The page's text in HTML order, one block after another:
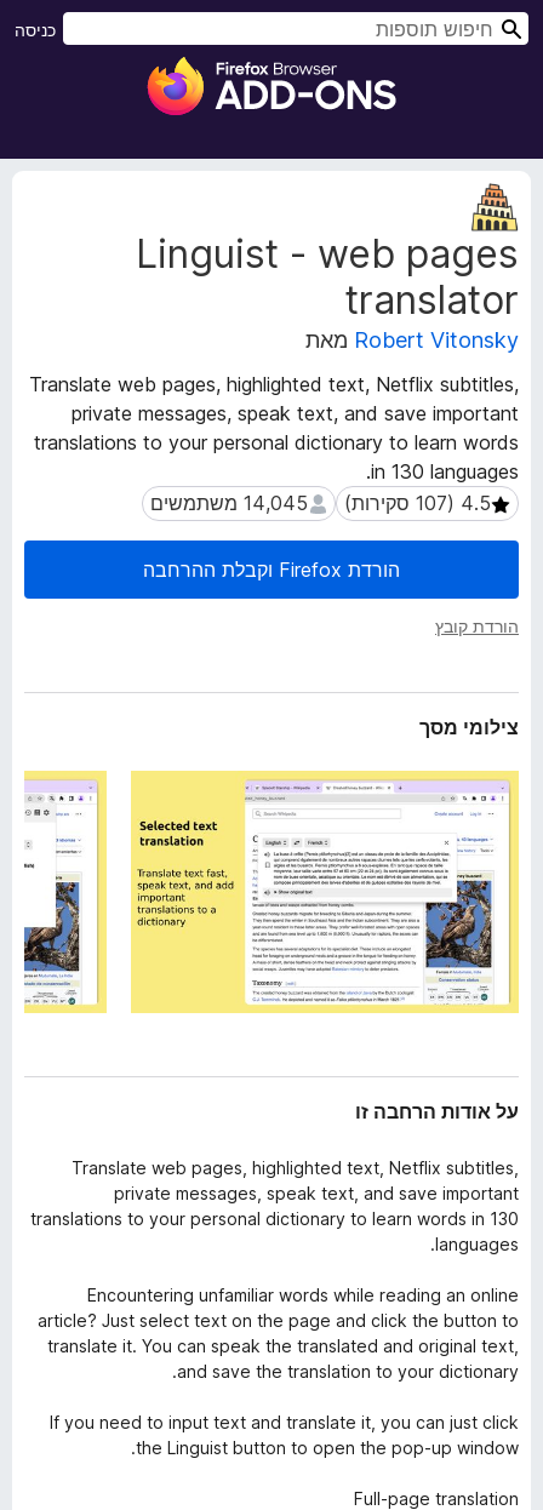
ת
פ
ל
ד
ן
F
i
e
f
o
x
כניסה
Linguist - web pages
translator
Robert Vitonsky מאת
Translate web pages, highlighted text, Netflix subtitles,
private messages, speak text, and save important
translations to your personal dictionary to learn words
in 130 languages.
14,045 משתמשים
14,045 משתמשים
הורדת Firefox וקבלת ההרחבה
הורדת קובץ
ת
ו
נ
י
ה
ע
ש
ל
ה
ה
ר
ח
ב
צילומי מסך
על אודות הרחבה זו
Translate web pages, highlighted text, Netflix subtitles,
private messages, speak text, and save important
translations to your personal dictionary to learn words in 130
languages.
Encountering unfamiliar words while reading an online
article? Just select text on the page and click the button to
translate it. You can speak the translated and original text,
and save the translation to your dictionary.
If you need to input text and translate it, you can just click
the Linguist button to open the pop-up window.
Full-page translation